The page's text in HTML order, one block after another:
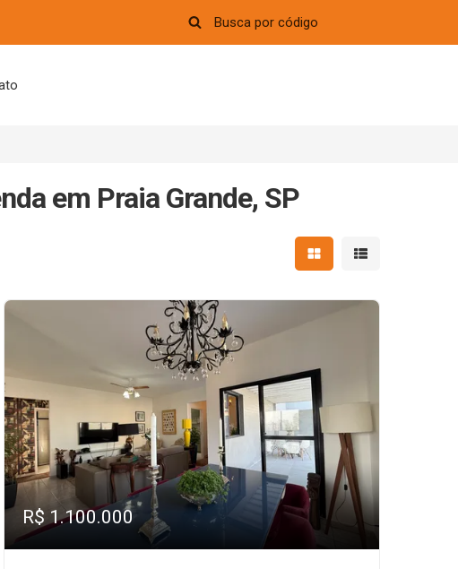
em Praia Grande, SP
Mostrar resultados em
Mostrar
R$ 1.100.000